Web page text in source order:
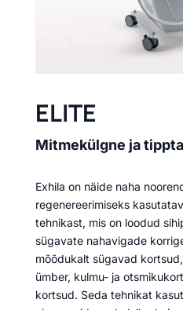
ELITE
Mitmekülgne ja
Exhila on näide naha
regenereerimiseks
tehnikast, mis on loodud
sügavate nahavigade
mõõdukalt sügavad
ümber, kulmu- ja
kortsud. Seda tehnikat